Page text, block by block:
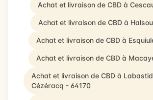
Achat et livraison de CBD à
Achat et livraison de CBD à
Achat et livraison de CBD à
Achat et livraison de CBD à
Achat et livraison de CBD à
Cézéracq - 64170